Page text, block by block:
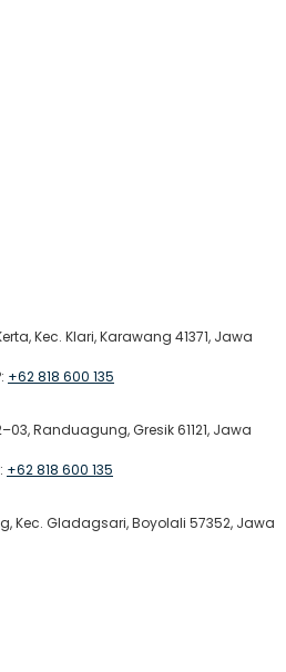
Kec. Klari, Karawang 41371, Jawa
+62 818 600 135
Randuagung, Gresik 61121, Jawa
+62 818 600 135
Kec. Gladagsari, Boyolali 57352, Jawa